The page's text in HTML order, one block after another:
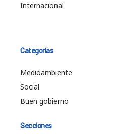
Internacional
Categorías
Medioambiente
Social
Buen gobierno
Secciones